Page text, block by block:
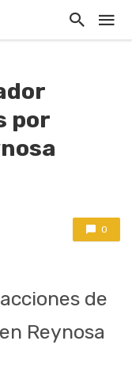
por
0
de
Reynosa